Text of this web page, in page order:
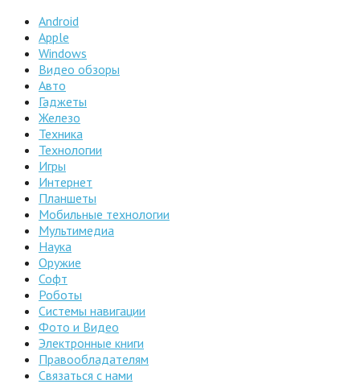
Android
Apple
Windows
Видео обзоры
Авто
Гаджеты
Железо
Техника
Технологии
Игры
Интернет
Планшеты
Мобильные технологии
Мультимедиа
Наука
Оружие
Софт
Роботы
Системы навигации
Фото и Видео
Электронные книги
Правообладателям
Связаться с нами